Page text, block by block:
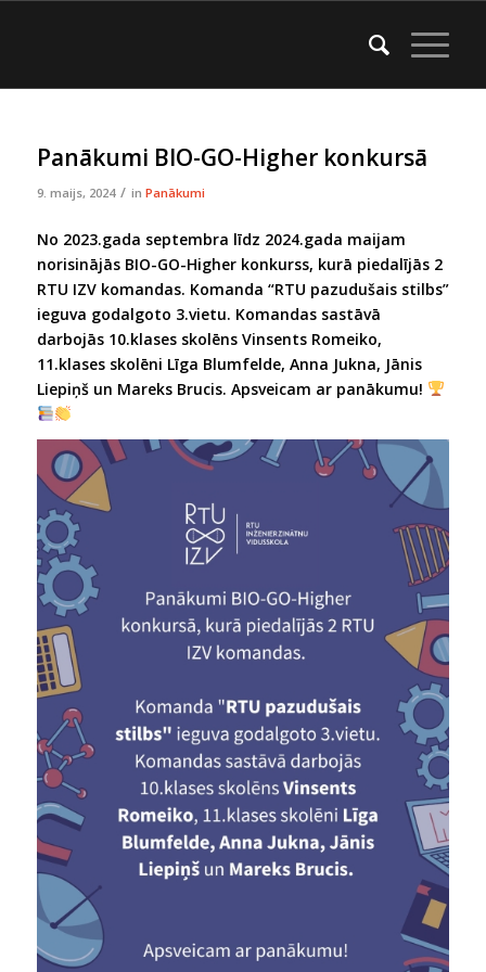
Panākumi BIO-GO-Higher konkursā
9. maijs, 2024 / in Panākumi
No 2023.gada septembra līdz 2024.gada maijam
norisinājās BIO-GO-Higher konkurss, kurā piedalījās 2
RTU IZV komandas. Komanda “RTU pazudušais stilbs”
ieguva godalgoto 3.vietu. Komandas sastāvā
darbojās 10.klases skolēns Vinsents Romeiko,
11.klases skolēni Līga Blumfelde, Anna Jukna, Jānis
Liepiņš un Mareks Brucis. Apsveicam ar panākumu!